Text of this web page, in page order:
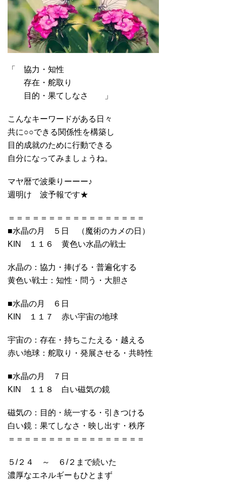
「 協力・知性
存在・舵取り
目的・果てしなさ 」
こんなキーワードがある日々
共に○○できる関係性を構築し
目的成就のために行動できる
自分になってみましょうね。
マヤ暦で波乗りーーー♪
週明け 波予報です★
＝＝＝＝＝＝＝＝＝＝＝＝＝＝＝＝＝
■水晶の月 ５日 （魔術のカメの日）
KIN １１６ 黄色い水晶の戦士
水晶の：協力・捧げる・普遍化する
黄色い戦士：知性・問う・大胆さ
■水晶の月 ６日
KIN １１７ 赤い宇宙の地球
宇宙の：存在・持ちこたえる・越える
赤い地球：舵取り・発展させる・共時性
■水晶の月 ７日
KIN １１８ 白い磁気の鏡
磁気の：目的・統一する・引きつける
白い鏡：果てしなさ・映し出す・秩序
＝＝＝＝＝＝＝＝＝＝＝＝＝＝＝＝＝
５/２４ ～ ６/２まで続いた
濃厚なエネルギーもひとまず